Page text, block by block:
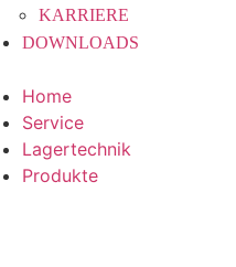
KARRIERE
DOWNLOADS
Home
Service
Lagertechnik
Produkte